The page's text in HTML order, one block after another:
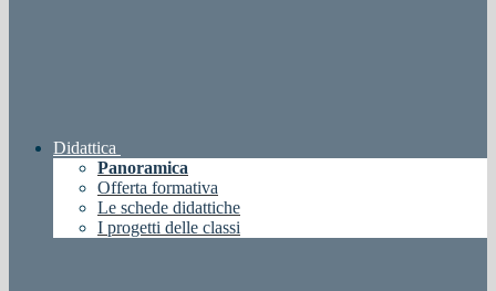
Didattica
Panoramica
Offerta formativa
Le schede didattiche
I progetti delle classi